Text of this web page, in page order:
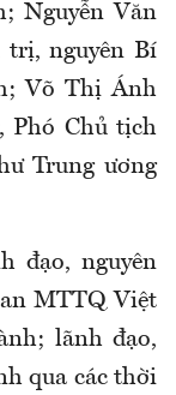
Nguyễn Văn
trị, nguyên Bí
Võ Thị Ánh
Phó Chủ tịch
Trung ương
đạo, nguyên
MTTQ Việt
lãnh đạo,
qua các thời